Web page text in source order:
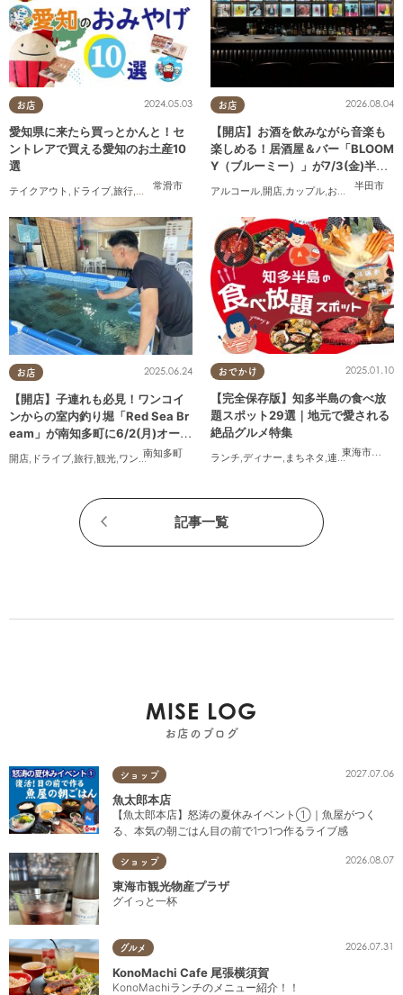
お店
常滑市
2024.05.03
愛知県に来たら買っとかんと！セ
ントレアで買える愛知のお土産10
選
テイクアウト , ドライブ,旅行,観光,家族,
お店
半田市
2026.08.04
【開店】お酒を飲みながら音楽も
楽しめる！居酒屋＆バー「BLOOM
Y（ブルーミー）」が7/3(金)半田
市でオープン
アルコール,開店,カップル,おひとりさま
お店
南知多町
2025.06.24
【開店】子連れも必見！ワンコイ
ンからの室内釣り堀「Red Sea Br
eam」が南知多町に6/2(月)オープ
開店 ドライブ 旅行 観光 ワンコイン
おでかけ
東海市
,大府
2025.01.10
【完全保存版】知多半島の食べ放
題スポット29選｜地元で愛される
絶品グルメ特集
ランチ,ディナー, まちネタ ,連載 ,コスパ抜群
記事一覧
MISE LOG
お店のブログ
ショップ 2027.07.06
魚太郎本店
【魚太郎本店】怒涛の夏休みイベント①｜魚屋がつく
る、本気の朝ごはん目の前で1つ1つ作るライブ感
ショップ 2026.08.07
東海市観光物産プラザ
グイっと一杯
グルメ 2026.07.31
KonoMachi Cafe 尾張横須賀
KonoMachiランチのメニュー紹介！！